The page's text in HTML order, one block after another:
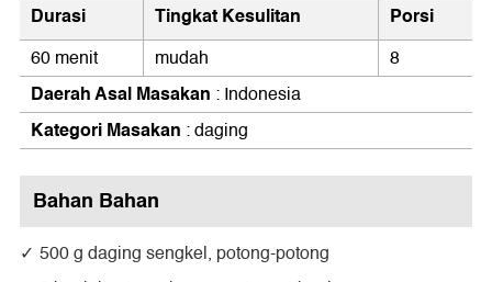
Durasi Tingkat Kesulitan Porsi
60 menit mudah 8
Daerah Asal Masakan : Indonesia
Kategori Masakan : daging
Bahan Bahan
500 g daging sengkel, potong-potong